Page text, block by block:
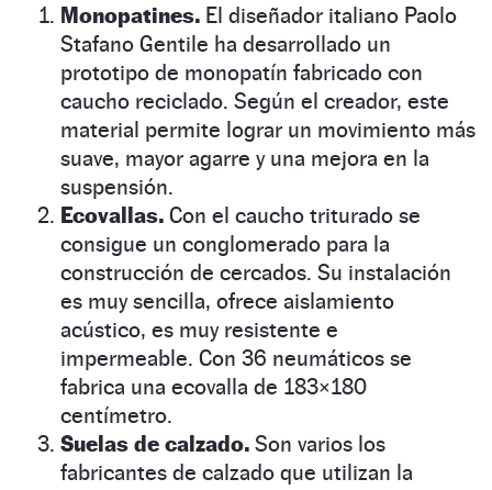
Monopatines. El diseñador italiano Paolo
Stafano Gentile ha desarrollado un
prototipo de monopatín fabricado con
caucho reciclado. Según el creador, este
material permite lograr un movimiento más
suave, mayor agarre y una mejora en la
suspensión.
Ecovallas. Con el caucho triturado se
consigue un conglomerado para la
construcción de cercados. Su instalación
es muy sencilla, ofrece aislamiento
acústico, es muy resistente e
impermeable. Con 36 neumáticos se
fabrica una ecovalla de 183×180
centímetro.
Suelas de calzado. Son varios los
fabricantes de calzado que utilizan la